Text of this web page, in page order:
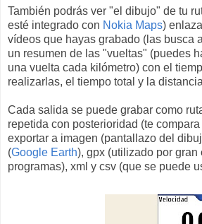
También podrás ver "el dibujo" de tu
esté integrado con Nokia Maps)
vídeos que hayas grabado (las busca
un resumen de las "vueltas" (puedes
una vuelta cada kilómetro) con el
realizarlas, el tiempo total y la
Cada salida se puede grabar como
repetida con posterioridad (te
exportar a imagen (pantallazo del
(Google Earth), gpx (utilizado por gran
programas), xml y csv (que se puede